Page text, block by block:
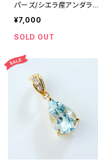
パーズ/シエラ産アンダラク
リスタル ワイヤーペンダン
トab-wp1
¥7,000
SOLD OUT